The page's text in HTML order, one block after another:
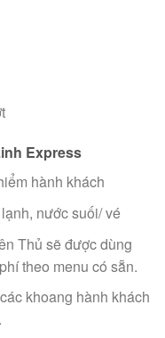
Express
hành khách
nước suối/ vé
Thủ sẽ đượcdùng
theo menu có sẵn.
cáckhoang hành khách